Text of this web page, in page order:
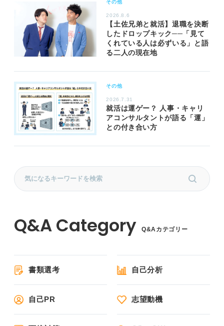
その他
2026.8.6
【土佐兄弟と就活】退職を決断
したドロップキック──「見て
くれている人は必ずいる」と語
る二人の現在地
その他
2026.7.31
就活は運ゲー？ 人事・キャリ
アコンサルタントが語る「運」
との付き合い方
Q&Aカテゴリー
書類選考 自己分析
自己PR 志望動機